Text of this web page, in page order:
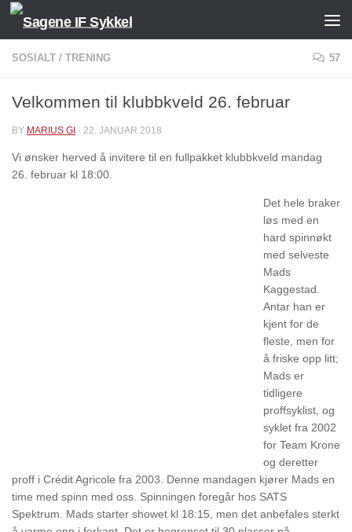
Skip to content
SOSIALT / TRENING 57
Velkommen til klubbkveld 26. februar
BY MARIUS GI · 22. JANUAR 2018
Vi ønsker herved å invitere til en fullpakket klubbkveld mandag
26. februar kl 18:00.
Det hele braker
løs med en
hard spinnøkt
med selveste
Mads
Kaggestad.
Antar han er
kjent for de
fleste, men for
å friske opp litt;
Mads er
tidligere
proffsyklist, og
syklet fra 2002
for Team Krone
og deretter
proff i Crédit Agricole fra 2003. Denne mandagen kjører Mads en
time med spinn med oss. Spinningen foregår hos SATS
Spektrum. Mads starter showet kl 18:15, men det anbefales sterkt